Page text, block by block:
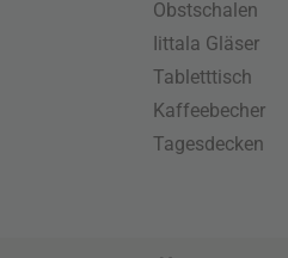
Obstschalen
Iittala Gläser
Tabletttisch
Kaffeebecher
Tagesdecken